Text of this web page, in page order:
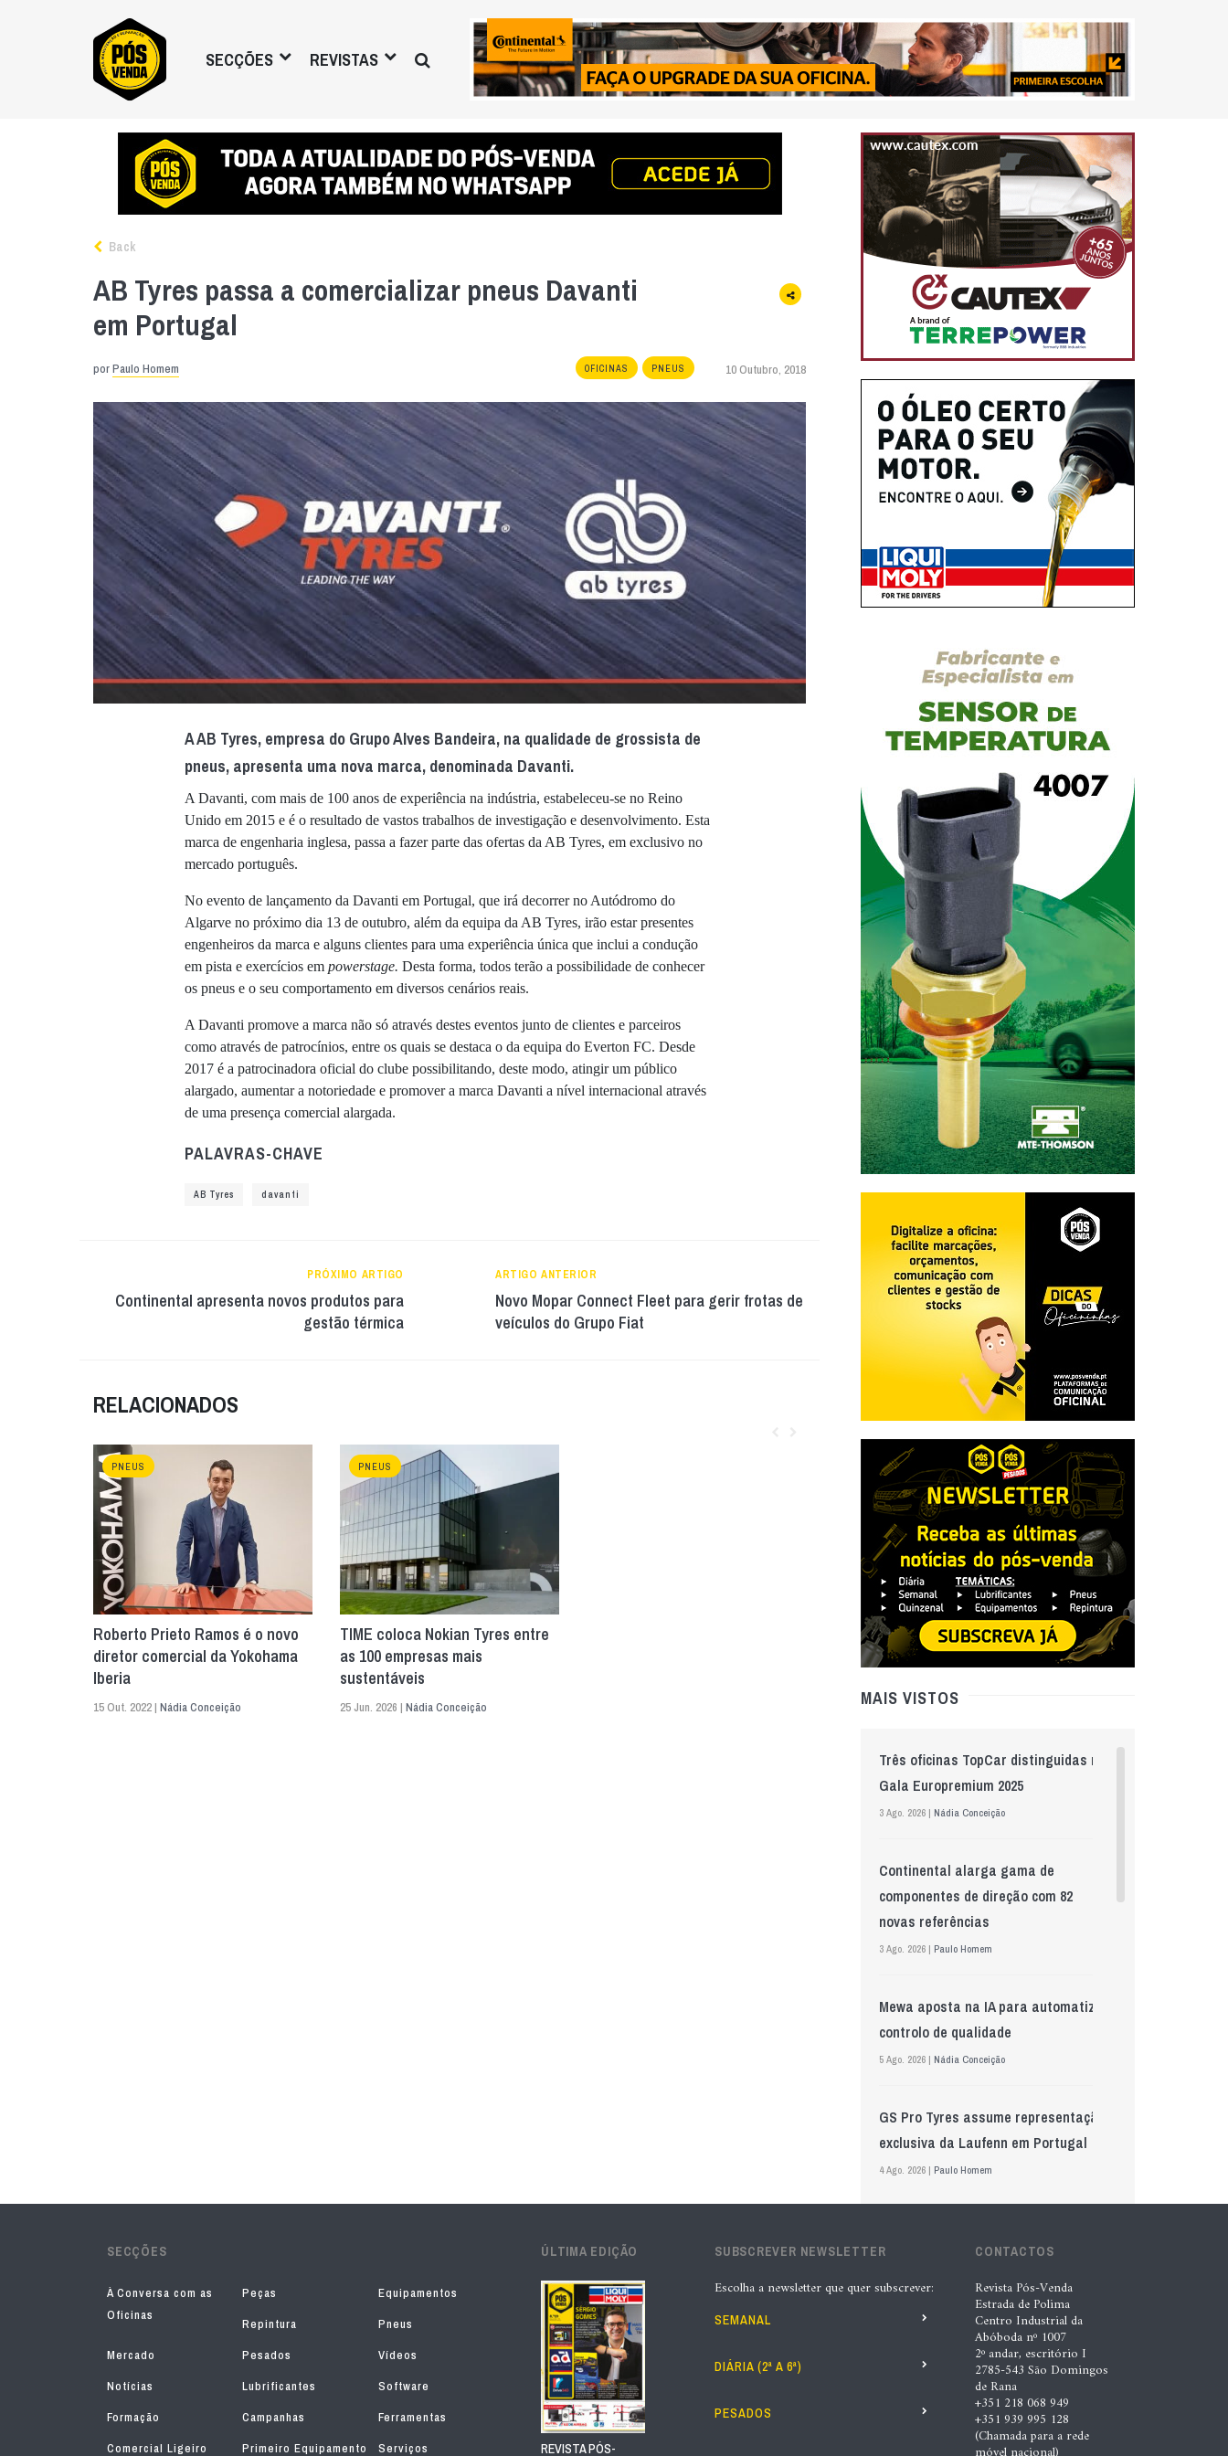
SECÇÕES REVISTAS
Back
AB Tyres passa a comercializar pneus Davanti
em Portugal
porPaulo Homem OFICINAS PNEUS 10 Outubro, 2018
A AB Tyres, empresa do Grupo Alves Bandeira, na qualidade de grossista de
pneus, apresenta uma nova marca, denominada Davanti.
A Davanti, com mais de 100 anos de experiência na indústria, estabeleceu-se no Reino
Unido em 2015 e é o resultado de vastos trabalhos de investigação e desenvolvimento. Esta
marca de engenharia inglesa, passa a fazer parte das ofertas da AB Tyres, em exclusivo no
mercado português.
No evento de lançamento da Davanti em Portugal, que irá decorrer no Autódromo do
Algarve no próximo dia 13 de outubro, além da equipa da AB Tyres, irão estar presentes
engenheiros da marca e alguns clientes para uma experiência única que inclui a condução
em pista e exercícios em powerstage. Desta forma, todos terão a possibilidade de conhecer
os pneus e o seu comportamento em diversos cenários reais.
A Davanti promove a marca não só através destes eventos junto de clientes e parceiros
como através de patrocínios, entre os quais se destaca o da equipa do Everton FC. Desde
2017 é a patrocinadora oficial do clube possibilitando, deste modo, atingir um público
alargado, aumentar a notoriedade e promover a marca Davanti a nível internacional através
de uma presença comercial alargada.
PALAVRAS-CHAVE
AB Tyres davanti
PRÓXIMO ARTIGO
Continental apresenta novos produtos para
gestão térmica
ARTIGO ANTERIOR
Novo Mopar Connect Fleet para gerir frotas de
veículos do Grupo Fiat
RELACIONADOS
PNEUS
Roberto Prieto Ramos é o novo
diretor comercial da Yokohama
Iberia
15 Out. 2022 | Nádia Conceição
PNEUS
TIME coloca Nokian Tyres entre
as 100 empresas mais
sustentáveis
25 Jun. 2026 | Nádia Conceição MAIS VISTOS
Três oficinas TopCar distinguidas na
Gala Europremium 2025
3 Ago. 2026 | Nádia Conceição
Continental alarga gama de
componentes de direção com 82
novas referências
3 Ago. 2026 | Paulo Homem
Mewa aposta na IA para automatizar
controlo de qualidade
5 Ago. 2026 | Nádia Conceição
GS Pro Tyres assume representação
exclusiva da Laufenn em Portugal
4 Ago. 2026 | Paulo Homem
lubrificantes, serviços e embalagens
na Automechanika
Nádia Conceição
Acionistas da AkzoNobel e da Axalta
6 Ago. 2026 | Paulo Homem
SECÇÕES
À Conversa com as
Oficinas
Peças
Equipamentos
Repintura
Pneus
Mercado
Pesados
Vídeos
Notícias
Lubrificantes
Software
Formação
Campanhas
Ferramentas
Comercial Ligeiro
Primeiro Equipamento Serviços
ÚLTIMA EDIÇÃO
REVISTA PÓS-
SUBSCREVER NEWSLETTER
Escolha a newsletter que quer subscrever:
SEMANAL
DIÁRIA (2ª A 6ª)
PESADOS
CONTACTOS
Revista Pós-Venda
Estrada de Polima
Centro Industrial da
Abóboda nº 1007
2º andar, escritório I
2785-543 São Domingos
de Rana
+351 218 068 949
+351 939 995 128
(Chamada para a rede